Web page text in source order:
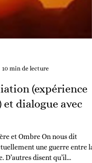
10 min de lecture
(expérience
dialogue avec
et Ombre On nous dit